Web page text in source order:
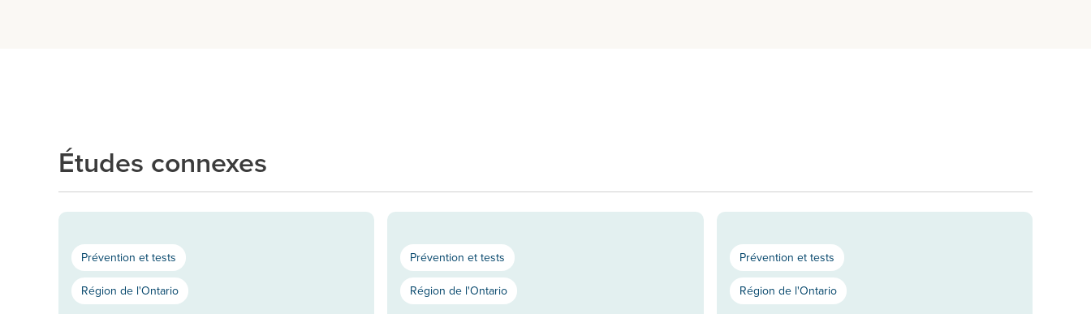
Études connexes
Prévention et tests
Région de l'Ontario
Prévention et tests
Région de l'Ontario
Prévention et tests
Région de l'Ontario